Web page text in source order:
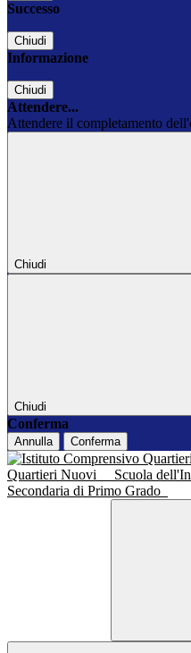
Successo
Chiudi
Informazione
Chiudi
Attendere...
Attendere il completamento
Chiudi
Chiudi
Conferma
Annulla Conferma
Quartieri Nuovi
Scuola
Secondaria di Primo Grado